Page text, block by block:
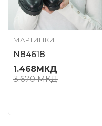
МАРТИНКИ
N84618
1.468МКД
3.670МКД